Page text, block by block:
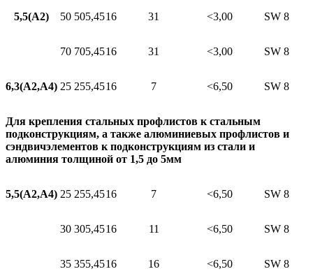
5,5(A2) 50 505,4516 31 <3,00 SW 8
70 705,4516 31 <3,00 SW 8
6,3(A2,A4) 25 255,4516 7 <6,50 SW 8
Для крепления стальных профлистов к стальным
подконструкциям, а также алюминиевых профлистов и
сэндвичэлементов к подконструкциям из стали и
алюминия толщиной от 1,5 до 5мм
5,5(A2,A4) 25 255,4516 7 <6,50 SW 8
30 305,4516 11 <6,50 SW 8
35 355,4516 16 <6,50 SW 8